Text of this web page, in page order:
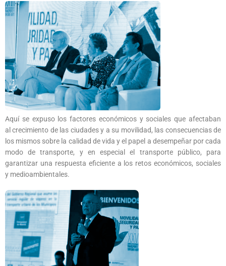
Aquí se expuso los factores económicos y sociales que afectaban
al crecimiento de las ciudades y a su movilidad, las consecuencias de
los mismos sobre la calidad de vida y el papel a desempeñar por cada
modo de transporte, y en especial el transporte público, para
garantizar una respuesta eficiente a los retos económicos, sociales
y medioambientales.